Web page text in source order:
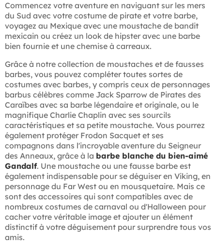
Commencez votre aventure en naviguant sur les mers
du Sud avec votre costume de pirate et votre barbe,
voyagez au Mexique avec une moustache de bandit
mexicain ou créez un look de hipster avec une barbe
bien fournie et une chemise à carreaux.
Grâce à notre collection de moustaches et de fausses
barbes, vous pouvez compléter toutes sortes de
costumes avec barbes, y compris ceux de personnages
barbus célèbres comme Jack Sparrow de Pirates des
Caraïbes avec sa barbe légendaire et originale, ou le
magnifique Charlie Chaplin avec ses sourcils
caractéristiques et sa petite moustache. Vous pourrez
également protéger Frodon Sacquet et ses
compagnons dans l'incroyable aventure du Seigneur
des Anneaux, grâce à la barbe blanche du bien-aimé
Gandalf. Une moustache ou une fausse barbe est
également indispensable pour se déguiser en Viking, en
personnage du Far West ou en mousquetaire. Mais ce
sont des accessoires qui sont compatibles avec de
nombreux costumes de carnaval ou d'Halloween pour
cacher votre véritable image et ajouter un élément
distinctif à votre déguisement pour surprendre tous vos
amis.